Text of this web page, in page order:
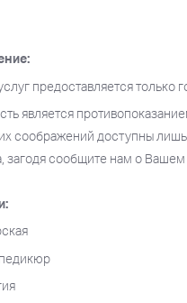
предоставляется только
является
соображений доступны
загодя сообщите нам о Вашем